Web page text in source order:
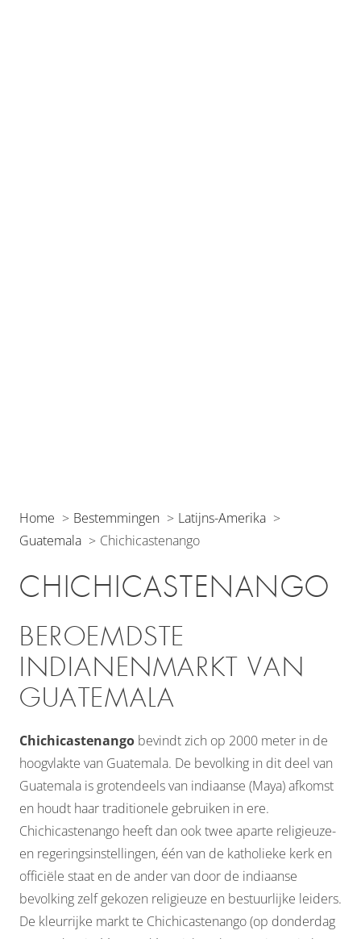
Home Bestemmingen
Latijns-Amerika
Guatemala
Chichicastenango
CHICHICASTENANGO
BEROEMDSTE
INDIANENMARKT VAN
GUATEMALA
Chichicastenango bevindt zich op 2000 meter in de
hoogvlakte van Guatemala. De bevolking in dit deel van
Guatemala is grotendeels van indiaanse (Maya) afkomst
en houdt haar traditionele gebruiken in ere.
Chichicastenango heeft dan ook twee aparte religieuze-
en regeringsinstellingen, één van de katholieke kerk en
officiële staat en de ander van door de indiaanse
bevolking zelf gekozen religieuze en bestuurlijke leiders.
De kleurrijke markt te Chichicastenango (op donderdag